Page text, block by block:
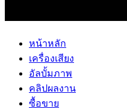
หน้าหลัก
เครื่องเสียง
อัลบั้มภาพ
คลิปผลงาน
ซื้อขาย